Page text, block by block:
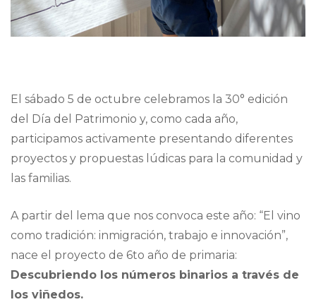
El sábado 5 de octubre celebramos la 30° edición
del Día del Patrimonio y, como cada año,
participamos activamente presentando diferentes
proyectos y propuestas lúdicas para la comunidad y
las familias.
A partir del lema que nos convoca este año: “El vino
como tradición: inmigración, trabajo e innovación”,
nace el proyecto de 6to año de primaria:
Descubriendo los números binarios a través de
los viñedos.